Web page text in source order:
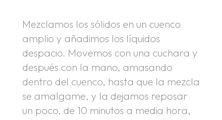
Mezclamos los sólidos en un cuenco
amplio y añadimos los líquidos
despacio. Movemos con una cuchara y
después con la mano, amasando
dentro del cuenco, hasta que la mezcla
se amalgame, y la dejamos reposar
un poco, de 10 minutos a media hora,